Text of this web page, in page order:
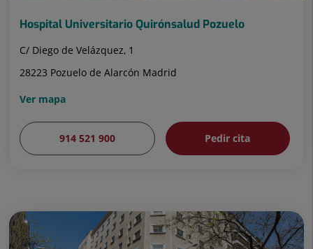
Hospital Universitario Quirónsalud Pozuelo
C/ Diego de Velázquez, 1
28223 Pozuelo de Alarcón Madrid
Ver mapa
914 521 900 Pedir cita